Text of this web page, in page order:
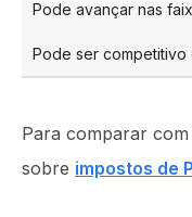
Pode avançar nas
Pode ser competitivo
Para comparar
sobre impostos de